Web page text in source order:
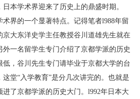
本学术界迎来了历史上的鼎盛时期。
界的一个显著特点。记得笔者l988年留
大东洋史学主任教授谷川道雄先生就在
一名留学生专门介绍了京都学派的历史
，谷川先生专门请毕业于京都大学的台
堂“入学教育”是分几次讲完的。也就是
了京都学派的历史大门。l992年日本大